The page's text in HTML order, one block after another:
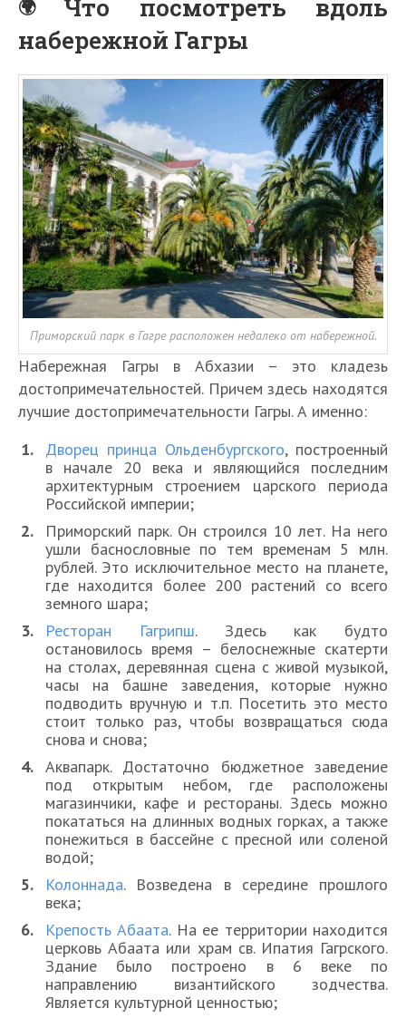
Что посмотреть вдоль
набережной Гагры
Приморский парк в Гагре расположен недалеко от набережной.
Набережная Гагры в Абхазии – это кладезь
достопримечательностей. Причем здесь находятся
лучшие достопримечательности Гагры. А именно:
Дворец принца Ольденбургского, построенный
в начале 20 века и являющийся последним
архитектурным строением царского периода
Российской империи;
Приморский парк. Он строился 10 лет. На него
ушли баснословные по тем временам 5 млн.
рублей. Это исключительное место на планете,
где находится более 200 растений со всего
земного шара;
Ресторан Гагрипш. Здесь как будто
остановилось время – белоснежные скатерти
на столах, деревянная сцена с живой музыкой,
часы на башне заведения, которые нужно
подводить вручную и т.п. Посетить это место
стоит только раз, чтобы возвращаться сюда
снова и снова;
Аквапарк. Достаточно бюджетное заведение
под открытым небом, где расположены
магазинчики, кафе и рестораны. Здесь можно
покататься на длинных водных горках, а также
понежиться в бассейне с пресной или соленой
водой;
Колоннада. Возведена в середине прошлого
века;
Крепость Абаата. На ее территории находится
церковь Абаата или храм св. Ипатия Гагрского.
Здание было построено в 6 веке по
направлению византийского зодчества.
Является культурной ценностью;